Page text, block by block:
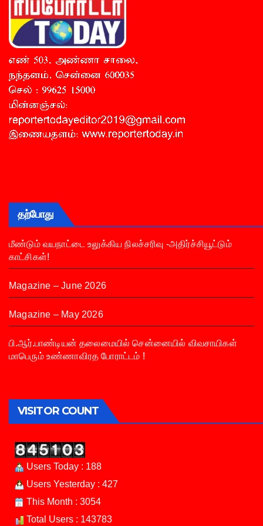
தற்போது
மீண்டும் வயநாட்டை உலுக்கிய நிலச்சரிவு -அதிர்ச்சியூட்டும்
காட்சிகள்!
Magazine – June 2026
Magazine – May 2026
பி.ஆர்.பாண்டியன் தலைமையில் சென்னையில் விவசாயிகள்
மாபெரும் உண்ணாவிரத போராட்டம் !
VISITOR COUNT
Users Today : 188
Users Yesterday : 427
This Month : 3054
Total Users : 143783